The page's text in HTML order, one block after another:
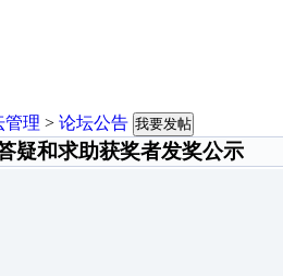
管理 > 论坛公告 我要发帖
疑和求助获奖者发奖公示